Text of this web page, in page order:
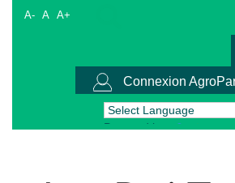
A- A A+
Connexion
Powered by